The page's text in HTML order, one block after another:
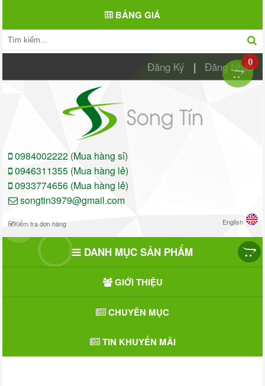
Đăng Ký | Đăng Nhập
0984002222 (Mua hàng sỉ)
0946311355 (Mua hàng lẻ)
0933774656 (Mua hàng lẻ)
songtin3979@gmail.com
English
Kiểm tra đơn hàng
DANH MỤC SẢN PHẨM
GIỚI THIỆU
BẢNG GIÁ
CHUYÊN MỤC
TIN KHUYẾN MÃI
0